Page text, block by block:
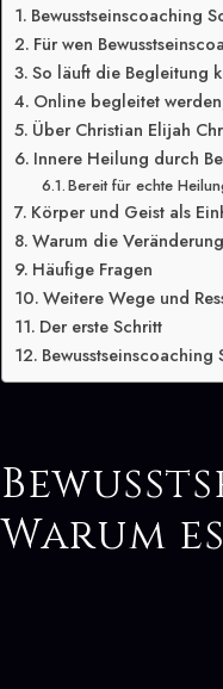
Bewusstseinscoaching
Für wen
So läuft die Begleitung
Online begleitet
Über Christian Elijah
Innere Heilung durch
Bereit für echte
Körper und Geist als
Warum die
Häufige Fragen
Weitere Wege und
Der erste Schritt
Warum